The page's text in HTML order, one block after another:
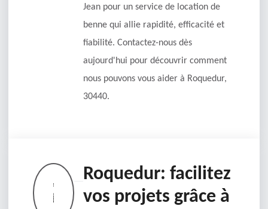
Jean pour un service de location de
benne qui allie rapidité, efficacité et
fiabilité. Contactez-nous dès
aujourd'hui pour découvrir comment
nous pouvons vous aider à Roquedur,
30440.
Roquedur: facilitez
vos projets grâce à